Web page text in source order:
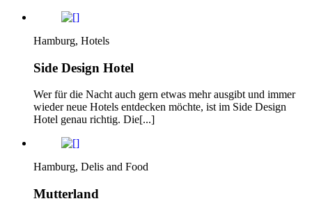
Hamburg, Hotels
Side Design Hotel
Wer für die Nacht auch gern etwas mehr ausgibt und immer
wieder neue Hotels entdecken möchte, ist im Side Design
Hotel genau richtig. Die[...]
Hamburg, Delis and Food
Mutterland